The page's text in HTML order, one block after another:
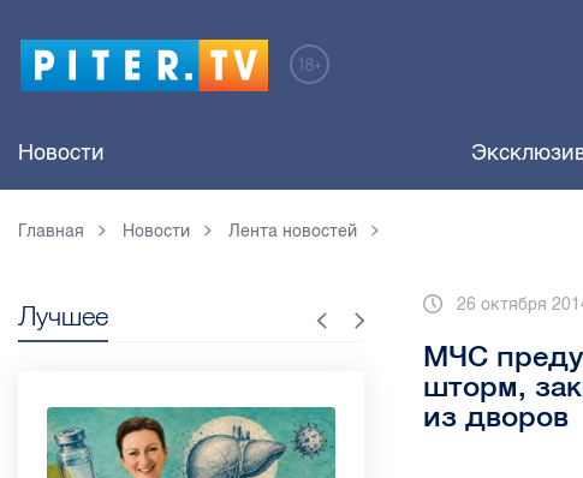
Новости
Главная Новости Лента новостей
26 октября
МЧС
шторм,
из дворов
Лучшее